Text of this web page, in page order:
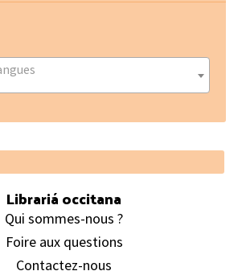
Librariá occitana
Qui sommes-nous ?
Foire aux questions
Contactez-nous